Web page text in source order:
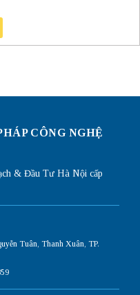
CÔNG NGHỆ
& Đầu Tư Hà Nội cấp
Tuân, Thanh Xuân, TP.